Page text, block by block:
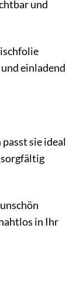
und
einladend
sie ideal
sorgfältig
in Ihr